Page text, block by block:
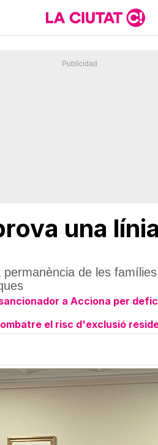
una
de les
a Acciona per
el risc d'exclusió